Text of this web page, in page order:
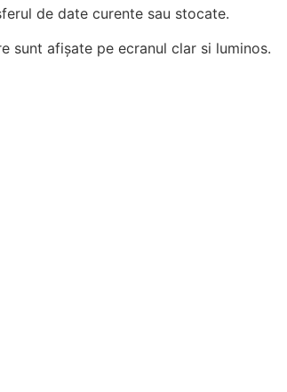
de date curente sau stocate.
sunt afişate pe ecranul clar si luminos.